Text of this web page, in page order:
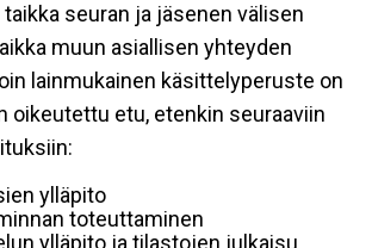
seuran ja jäsenen välisen
muun asiallisen yhteyden
lainmukainen käsittelyperuste on
oikeutettu etu, etenkin seuraaviin
ylläpito
toteuttaminen
ylläpito ja tilastojen julkaisu